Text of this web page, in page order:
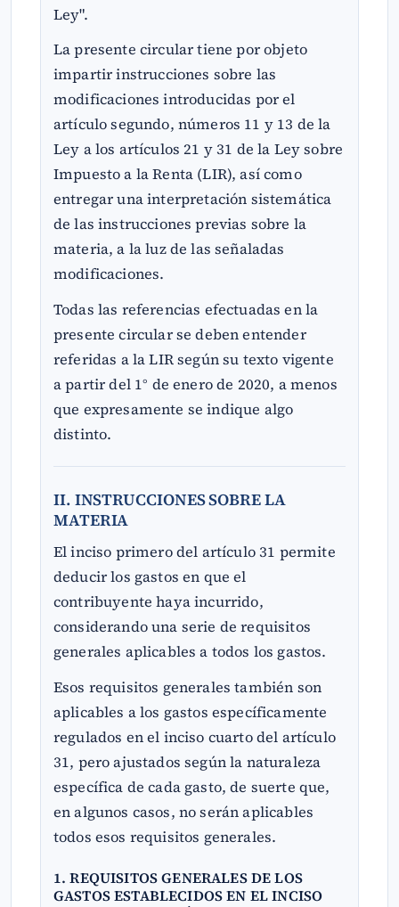
Ley".
La presente circular tiene por objeto
impartir instrucciones sobre las
modificaciones introducidas por el
artículo segundo, números 11 y 13 de la
Ley a los artículos 21 y 31 de la Ley sobre
Impuesto a la Renta (LIR), así como
entregar una interpretación sistemática
de las instrucciones previas sobre la
materia, a la luz de las señaladas
modificaciones.
Todas las referencias efectuadas en la
presente circular se deben entender
referidas a la LIR según su texto vigente
a partir del 1° de enero de 2020, a menos
que expresamente se indique algo
distinto.
II. INSTRUCCIONES SOBRE LA
MATERIA
El inciso primero del artículo 31 permite
deducir los gastos en que el
contribuyente haya incurrido,
considerando una serie de requisitos
generales aplicables a todos los gastos.
Esos requisitos generales también son
aplicables a los gastos específicamente
regulados en el inciso cuarto del artículo
31, pero ajustados según la naturaleza
específica de cada gasto, de suerte que,
en algunos casos, no serán aplicables
todos esos requisitos generales.
1. REQUISITOS GENERALES DE LOS
GASTOS ESTABLECIDOS EN EL INCISO